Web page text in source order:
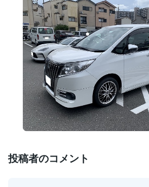
投稿者のコメント